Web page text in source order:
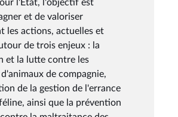
l'État, l'objectif est
et de valoriser
les actions, actuelles et
de trois enjeux : la
et la lutte contre les
de compagnie,
de la gestion de l'errance
ainsi que la prévention